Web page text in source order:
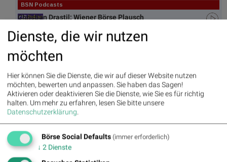
BSN Podcasts
Christian Drastil: Wiener Börse Plausch
Vokabel, um Asta besser zu verstehen (Christoph
Rainer / Maxim Petzwinkler)
BSNgine
Diashows
Star/
h der
Stunde
Matri
Movi
ng
Averages
Tage
Dienste, die wir nutzen
möchten
Hier können Sie die Dienste, die wir auf dieser Website nutzen
möchten, bewerten und anpassen. Sie haben das Sagen!
Aktivieren oder deaktivieren Sie die Dienste, wie Sie es für richtig
halten. Um mehr zu erfahren, lesen Sie bitte unsere
Datenschutzerklärung.
Börse Social Defaults (immer erforderlich)
↓ 2 Dienste